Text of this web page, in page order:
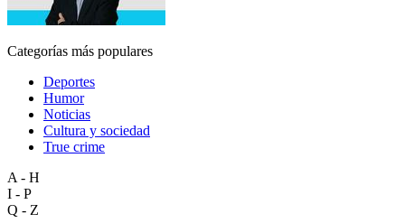
Categorías más populares
Deportes
Humor
Noticias
Cultura y sociedad
True crime
A - H
I - P
Q - Z